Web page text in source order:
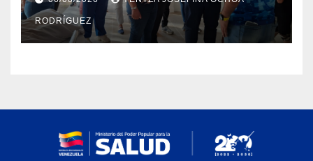
en La Guaira
RODRÍGUEZ